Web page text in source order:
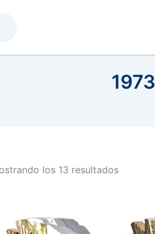
1973
los 13 resultados